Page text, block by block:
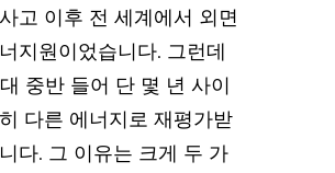
고 이후 전 세계에서 외면
지원이었습니다. 그런데
중반 들어 단 몇 년 사이
다른 에너지로 재평가받
다. 그 이유는 크게 두 가